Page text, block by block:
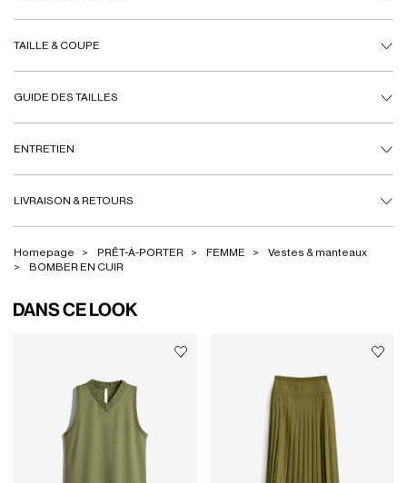
TAILLE & COUPE
GUIDE DES TAILLES
ENTRETIEN
LIVRAISON & RETOURS
Homepage PRÊT-À-PORTER FEMME
Vestes & manteaux
BOMBER EN CUIR
DANS CE LOOK